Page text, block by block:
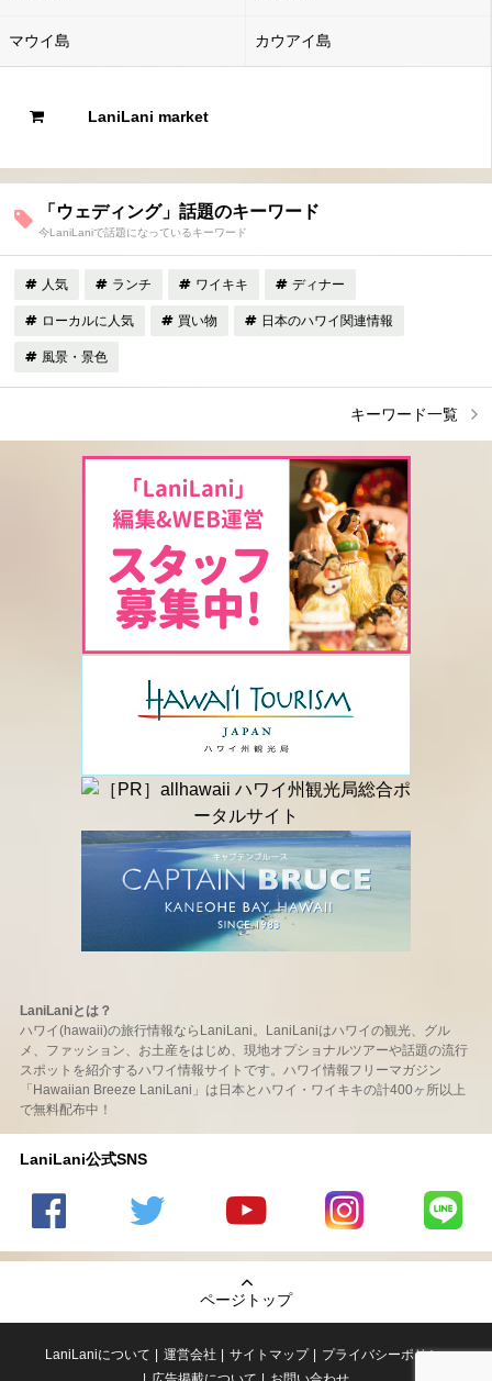
マウイ島 カウアイ島
LaniLani market
「ウェディング」話題のキーワード
今LaniLaniで話題になっているキーワード
人気 ランチ ワイキキ ディナー
ローカルに人気 買い物 日本のハワイ関連情報
風景・景色
キーワード一覧
LaniLaniとは？
ハワイ(hawaii)の旅行情報ならLaniLani。LaniLaniはハワイの観光、グル
メ、ファッション、お土産をはじめ、現地オプショナルツアーや話題の流行
スポットを紹介するハワイ情報サイトです。ハワイ情報フリーマガジン
「Hawaiian Breeze LaniLani」は日本とハワイ・ワイキキの計400ヶ所以上
で無料配布中！
LaniLani公式SNS
の
のtwitter
の
Youtube
チャンネ
LaniLani
LaniLani
ページトップ
LaniLaniについて 運営会社 サイトマップ
プライバシーポリシー